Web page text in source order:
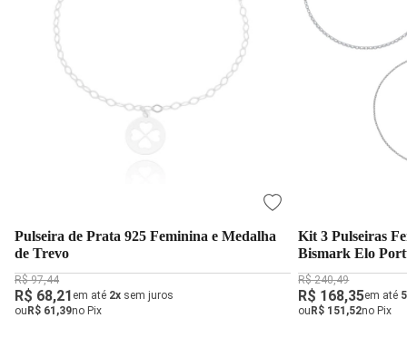
Pulseira de Prata 925 Feminina e Medalha
de Trevo
R$ 97,44
R$ 68,21 em até 2x sem juros
ouR$ 61,39no Pix
Kit 3 Pulseiras
Bismark Elo
Diamantada
R$ 240,49
R$ 168,35em até
ouR$ 151,52no Pix